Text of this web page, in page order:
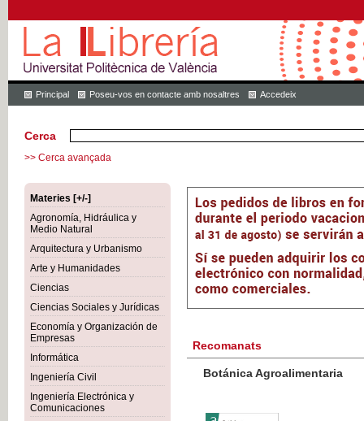
Principal Poseu-vos en contacte amb nosaltres Accedeix
Cerca
>> Cerca avançada
Materies [+/-]
Agronomía, Hidráulica y
Medio Natural
Arquitectura y Urbanismo
Arte y Humanidades
Ciencias
Ciencias Sociales y Jurídicas
Economía y Organización de
Empresas
Informática
Ingeniería Civil
Ingeniería Electrónica y
Comunicaciones
Recomanats
Botánica Agroalimentaria